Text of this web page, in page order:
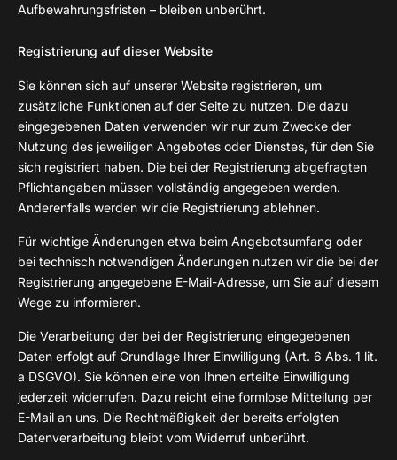
Aufbewahrungsfristen – bleiben unberührt.
Registrierung auf dieser Website
Sie können sich auf unserer Website registrieren, um
zusätzliche Funktionen auf der Seite zu nutzen. Die dazu
eingegebenen Daten verwenden wir nur zum Zwecke der
Nutzung des jeweiligen Angebotes oder Dienstes, für den Sie
sich registriert haben. Die bei der Registrierung abgefragten
Pflichtangaben müssen vollständig angegeben werden.
Anderenfalls werden wir die Registrierung ablehnen.
Für wichtige Änderungen etwa beim Angebotsumfang oder
bei technisch notwendigen Änderungen nutzen wir die bei der
Registrierung angegebene E-Mail-Adresse, um Sie auf diesem
Wege zu informieren.
Die Verarbeitung der bei der Registrierung eingegebenen
Daten erfolgt auf Grundlage Ihrer Einwilligung (Art. 6 Abs. 1 lit.
a DSGVO). Sie können eine von Ihnen erteilte Einwilligung
jederzeit widerrufen. Dazu reicht eine formlose Mitteilung per
E-Mail an uns. Die Rechtmäßigkeit der bereits erfolgten
Datenverarbeitung bleibt vom Widerruf unberührt.